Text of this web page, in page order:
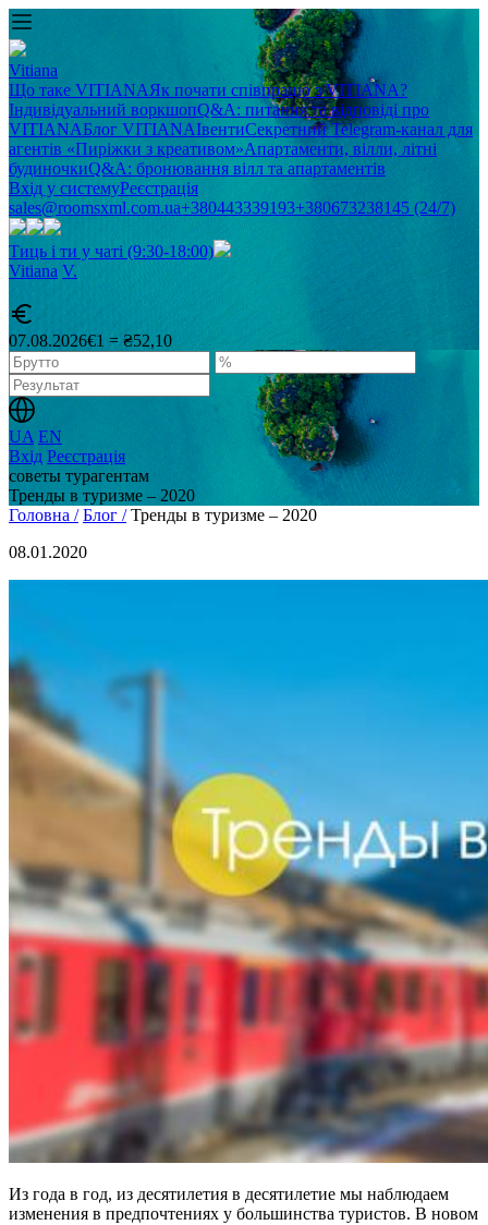
Vitiana
Що таке VITIANAЯк почати співпрацю з VITIANA?
Індивідуальний воркшопQ&A: питання та відповіді про
VITIANAБлог VITIANAІвентиСекретний Telegram-канал для
агентів «Пиріжки з креативом»Апартаменти, вілли, літні
будиночкиQ&A: бронювання вілл та апартаментів
Вхід у системуРеєстрація
sales@roomsxml.com.ua+380443339193+380673238145 (24/7)
Тиць і ти у чаті (9:30-18:00)
Vitiana V.
07.08.2026€1 = ₴52,10
UA EN
Вхід Реєстрація
советы турагентам
Тренды в туризме – 2020
Головна / Блог / Тренды в туризме – 2020
08.01.2020
Из года в год, из десятилетия в десятилетие мы наблюдаем
изменения в предпочтениях у большинства туристов. В новом